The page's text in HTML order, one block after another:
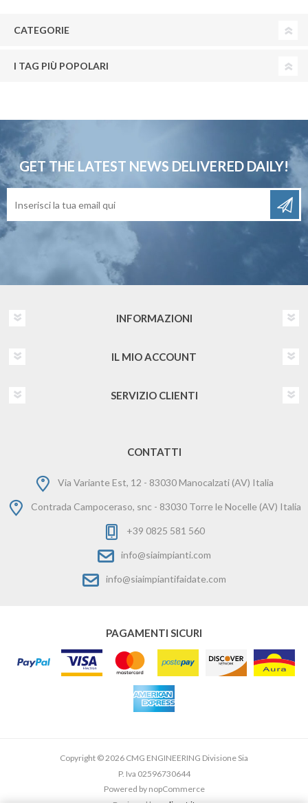
CATEGORIE
I TAG PIÙ POPOLARI
GET THE LATEST NEWS DELIVERED DAILY!
INFORMAZIONI
IL MIO ACCOUNT
SERVIZIO CLIENTI
CONTATTI
Via Variante Est, 12 - 83030 Manocalzati (AV) Italia
Contrada Campoceraso, snc - 83030 Torre le Nocelle (AV) Italia
+39 0825 581 560
info@siaimpianti.com
info@siaimpiantifaidate.com
PAGAMENTI SICURI
Copyright © 2026 CMG ENGINEERING Divisione Sia
P. Iva 02596730644
Powered by nopCommerce